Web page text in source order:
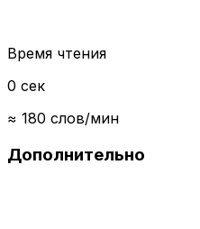
Время чтения
0 сек
≈ 180 слов/мин
Дополнительно